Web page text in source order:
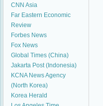
CNN Asia
Far Eastern Economic
Review
Forbes News
Fox News
Global Times (China)
Jakarta Post (Indonesia)
KCNA News Agency
(North Korea)
Korea Herald